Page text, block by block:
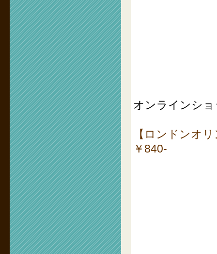
オンラインシ
【ロンドンオ
￥840-